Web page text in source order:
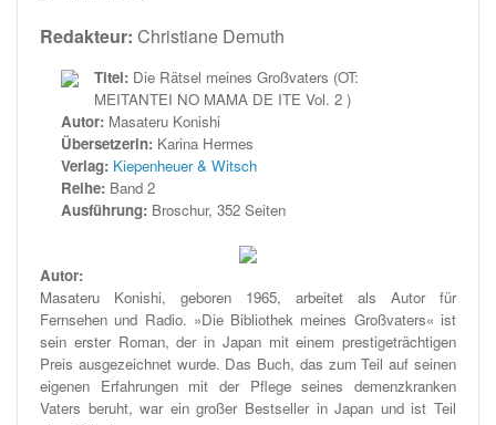
Redakteur: Christiane Demuth
Titel: Die Rätsel meines Großvaters (OT:
MEITANTEI NO MAMA DE ITE Vol. 2 )
Autor: Masateru Konishi
Übersetzerin: Karina Hermes
Verlag: Kiepenheuer & Witsch
Reihe: Band 2
Ausführung: Broschur, 352 Seiten
Autor:
Masateru Konishi, geboren 1965, arbeitet als Autor für
Fernsehen und Radio. »Die Bibliothek meines Großvaters« ist
sein erster Roman, der in Japan mit einem prestigeträchtigen
Preis ausgezeichnet wurde. Das Buch, das zum Teil auf seinen
eigenen Erfahrungen mit der Pflege seines demenzkranken
Vaters beruht, war ein großer Bestseller in Japan und ist Teil